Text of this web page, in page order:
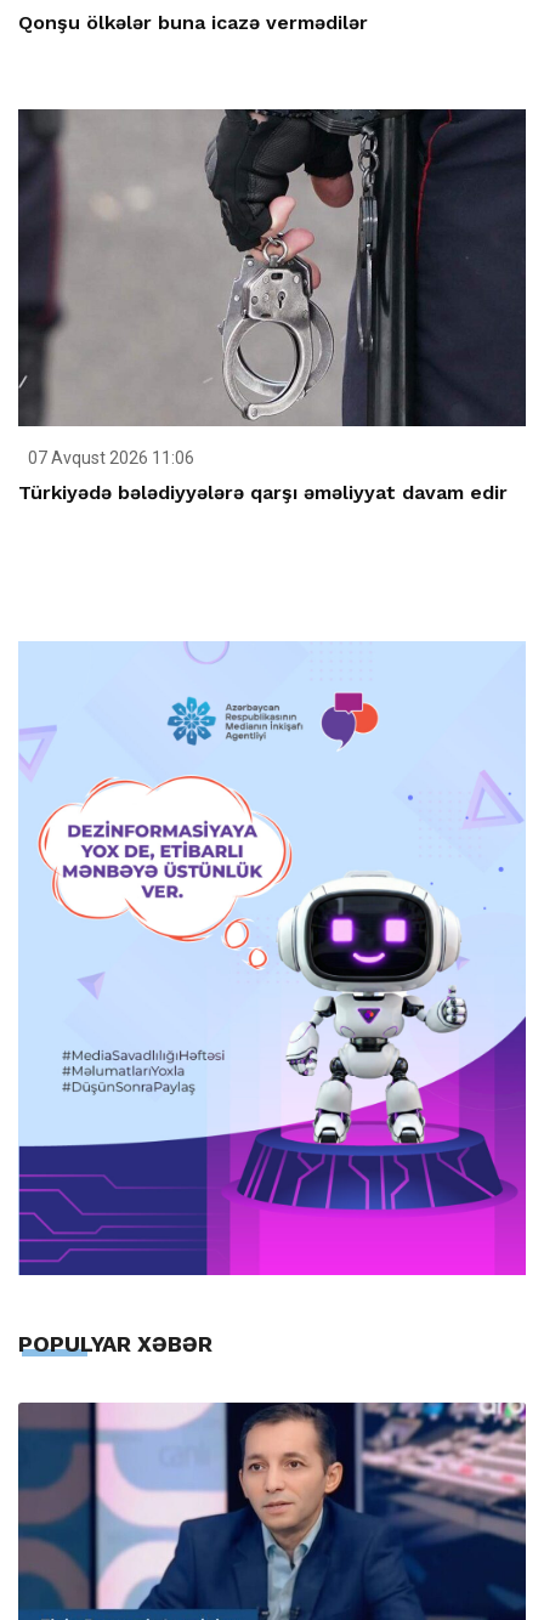
Qonşu ölkələr buna icazə vermədilər
07 Avqust 2026 11:06
Türkiyədə bələdiyyələrə qarşı əməliyyat davam edir
POPULYAR XƏBƏR